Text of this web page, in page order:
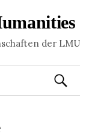
der LMU
Suchen
nach: